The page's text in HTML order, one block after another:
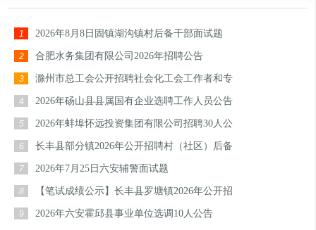
1 2026年8月8日固镇湖沟镇村后备干部面试题
2 合肥水务集团有限公司2026年招聘公告
3 滁州市总工会公开招聘社会化工会工作者和专
4 2026年砀山县县属国有企业选聘工作人员公告
5 2026年蚌埠怀远投资集团有限公司招聘30人公
6 长丰县部分镇2026年公开招聘村（社区）后备
7 2026年7月25日六安辅警面试题
8 【笔试成绩公示】长丰县罗塘镇2026年公开招
9 2026年六安霍邱县事业单位选调10人公告